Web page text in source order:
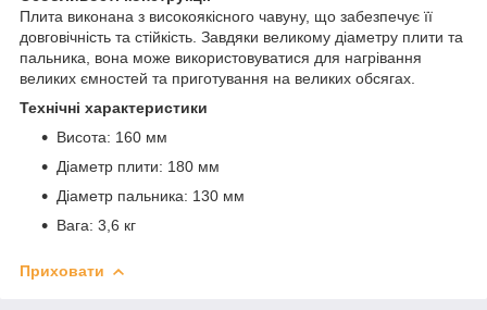
Плита виконана з високоякісного чавуну, що забезпечує її
довговічність та стійкість. Завдяки великому діаметру плити та
пальника, вона може використовуватися для нагрівання
великих ємностей та приготування на великих обсягах.
Технічні характеристики
Висота: 160 мм
Діаметр плити: 180 мм
Діаметр пальника: 130 мм
Вага: 3,6 кг
Приховати